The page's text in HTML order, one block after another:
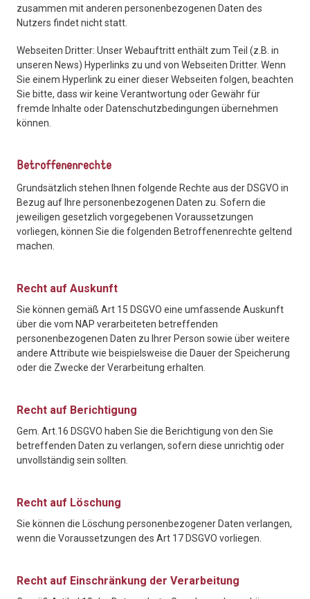
zusammen mit anderen personenbezogenen Daten des
Nutzers findet nicht statt.
Webseiten Dritter: Unser Webauftritt enthält zum Teil (z.B. in
unseren News) Hyperlinks zu und von Webseiten Dritter. Wenn
Sie einem Hyperlink zu einer dieser Webseiten folgen, beachten
Sie bitte, dass wir keine Verantwortung oder Gewähr für
fremde Inhalte oder Datenschutzbedingungen übernehmen
können.
Betroffenenrechte
Grundsätzlich stehen Ihnen folgende Rechte aus der DSGVO in
Bezug auf Ihre personenbezogenen Daten zu. Sofern die
jeweiligen gesetzlich vorgegebenen Voraussetzungen
vorliegen, können Sie die folgenden Betroffenenrechte geltend
machen.
Recht auf Auskunft
Sie können gemäß Art 15 DSGVO eine umfassende Auskunft
über die vom NAP verarbeiteten betreffenden
personenbezogenen Daten zu Ihrer Person sowie über weitere
andere Attribute wie beispielsweise die Dauer der Speicherung
oder die Zwecke der Verarbeitung erhalten.
Recht auf Berichtigung
Gem. Art.16 DSGVO haben Sie die Berichtigung von den Sie
betreffenden Daten zu verlangen, sofern diese unrichtig oder
unvollständig sein sollten.
Recht auf Löschung
Sie können die Löschung personenbezogener Daten verlangen,
wenn die Voraussetzungen des Art 17 DSGVO vorliegen.
Recht auf Einschränkung der Verarbeitung